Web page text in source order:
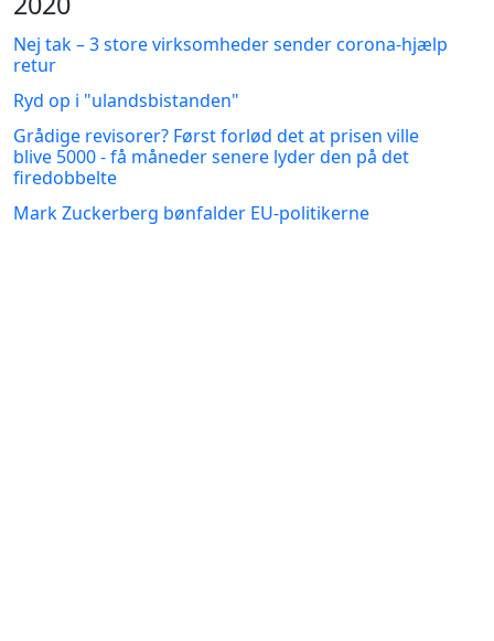
Nej tak – 3 store virksomheder sender corona-hjælp
retur
Ryd op i "ulandsbistanden"
Grådige revisorer? Først forlød det at prisen ville
blive 5000 - få måneder senere lyder den på det
firedobbelte
Mark Zuckerberg bønfalder EU-politikerne